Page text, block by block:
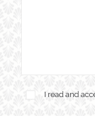
I read and